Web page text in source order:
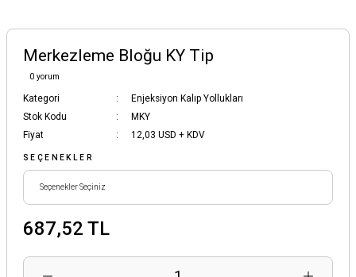
Merkezleme Bloğu KY Tip
0 yorum
Kategori
Enjeksiyon Kalıp Yollukları
Stok Kodu
MKY
Fiyat
12,03 USD + KDV
SEÇENEKLER
687,52 TL